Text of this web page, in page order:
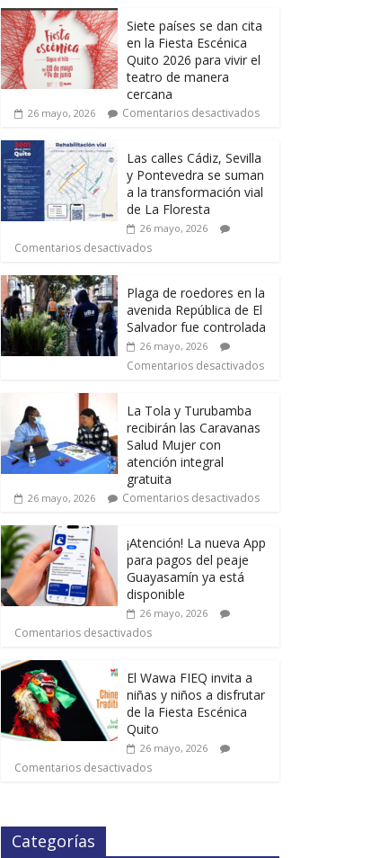
Siete países se dan cita
en la Fiesta Escénica
Quito 2026 para vivir el
teatro de manera
cercana
26 mayo, 2026 Comentarios desactivados
Las calles Cádiz, Sevilla
y Pontevedra se suman
a la transformación vial
de La Floresta
26 mayo, 2026
Comentarios desactivados
Plaga de roedores en la
avenida República de El
Salvador fue controlada
26 mayo, 2026
Comentarios desactivados
La Tola y Turubamba
recibirán las Caravanas
Salud Mujer con
atención integral
gratuita
26 mayo, 2026 Comentarios desactivados
¡Atención! La nueva App
para pagos del peaje
Guayasamín ya está
disponible
26 mayo, 2026
Comentarios desactivados
El Wawa FIEQ invita a
niñas y niños a disfrutar
de la Fiesta Escénica
Quito
26 mayo, 2026
Comentarios desactivados
Categorías